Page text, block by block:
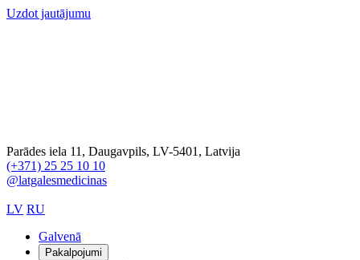
Uzdot jautājumu
Parādes iela 11, Daugavpils, LV-5401, Latvija
(+371) 25 25 10 10
@latgalesmedicinas
LV RU
Galvenā
Pakalpojumi